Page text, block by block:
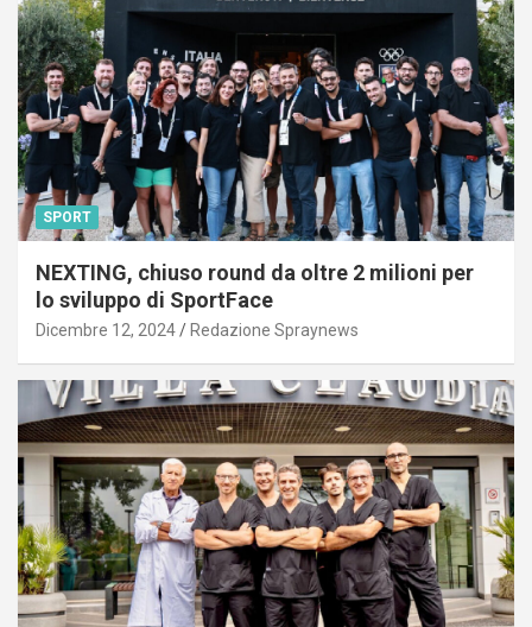
SPORT
NEXTING, chiuso round da oltre 2 milioni per
lo sviluppo di SportFace
Dicembre 12, 2024 Redazione Spraynews